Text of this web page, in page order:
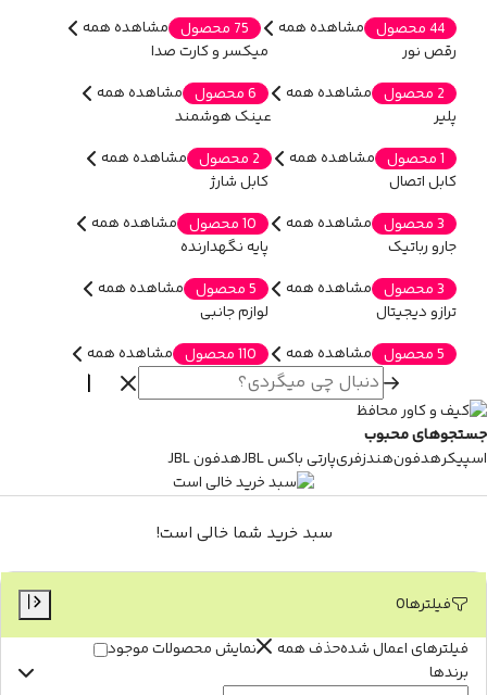
44 محصول
مشاهده همه
75 محصول
مشاهده همه
رقص نور
2 محصول
مشاهده همه
میکسر و کارت صدا
6 محصول
مشاهده همه
پلیر
1 محصول
مشاهده همه
عینک هوشمند
2 محصول
مشاهده همه
کابل اتصال
3 محصول
مشاهده همه
کابل شارژ
10 محصول
مشاهده همه
جارو رباتیک
3 محصول
مشاهده همه
پایه نگهدارنده
5 محصول
مشاهده همه
ترازو دیجیتال
5 محصول
مشاهده همه
لوازم جانبی
110 محصول
مشاهده همه
جستجوهای محبوب
اسپیکرهدفونهندزفریپارتی باکس JBL هدفون JBL
سبد خرید شما خالی است!
فیلترها0
فیلترهای اعمال شدهحذف همه
نمایش محصولات موجود
برندها